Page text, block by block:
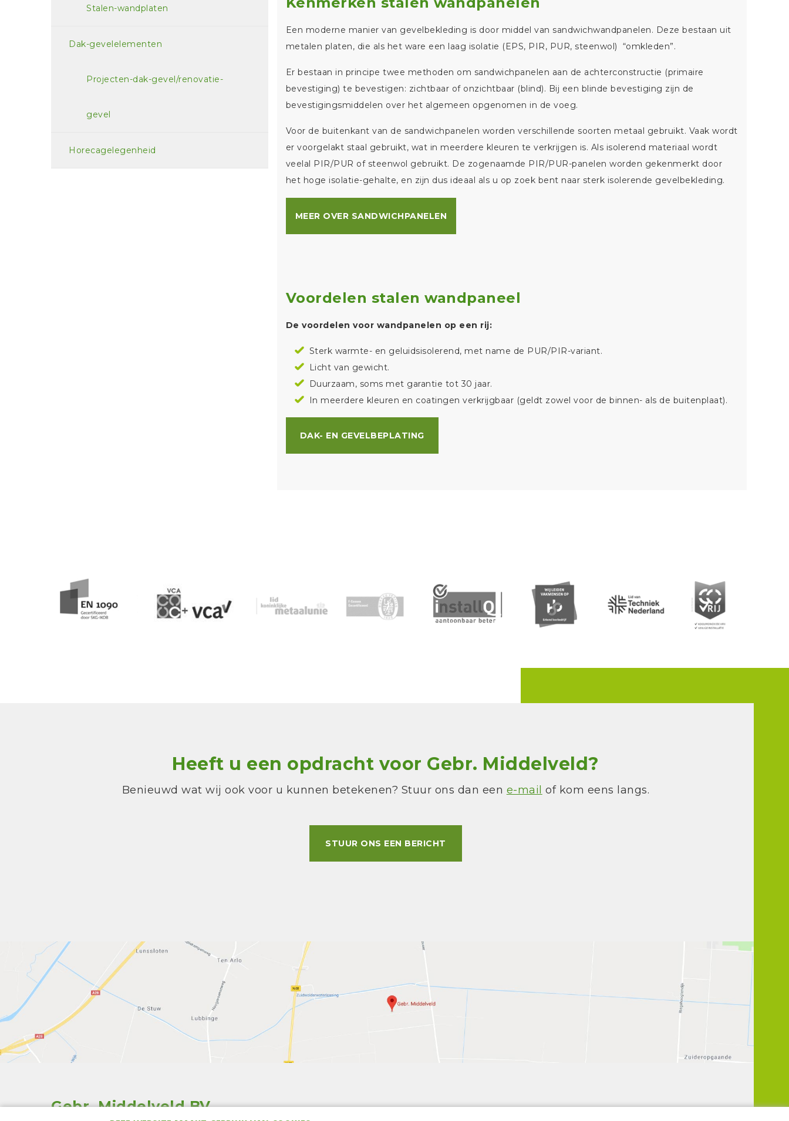
Een moderne manier van gevelbekleding is door middel van sandwichwandpanelen. Deze bestaan uit
metalen platen, die als het ware een laag isolatie (EPS, PIR, PUR, steenwol) “omkleden”.
Er bestaan in principe twee methoden om sandwichpanelen aan de achterconstructie (primaire
bevestiging) te bevestigen: zichtbaar of onzichtbaar (blind). Bij een blinde bevestiging zijn de
bevestigingsmiddelen over het algemeen opgenomen in de voeg.
Voor de buitenkant van de sandwichpanelen worden verschillende soorten metaal gebruikt. Vaak wordt
er voorgelakt staal gebruikt, wat in meerdere kleuren te verkrijgen is. Als isolerend materiaal wordt
veelal PIR/PUR of steenwol gebruikt. De zogenaamde PIR/PUR-panelen worden gekenmerkt door
het hoge isolatie-gehalte, en zijn dus ideaal als u op zoek bent naar sterk isolerende gevelbekleding.
MEER OVER SANDWICHPANELEN
Voordelen stalen wandpaneel
De voordelen voor wandpanelen op een rij:
Sterk warmte- en geluidsisolerend, met name de PUR/PIR-variant.
Licht van gewicht.
Duurzaam, soms met garantie tot 30 jaar.
In meerdere kleuren en coatingen verkrijgbaar (geldt zowel voor de binnen- als de buitenplaat).
DAK- EN GEVELBEPLATING
Stalen-wandplaten
Dak-gevelelementen
Projecten-dak-gevel/renovatie-
gevel
Horecagelegenheid
Heeft u een opdracht voor Gebr. Middelveld?
Benieuwd wat wij ook voor u kunnen betekenen? Stuur ons dan een e-mail of kom eens langs.
STUUR ONS EEN BERICHT
Gebr. Middelveld BV